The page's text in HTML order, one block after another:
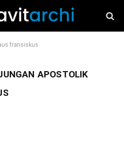
fransiskus
APOSTOLIK